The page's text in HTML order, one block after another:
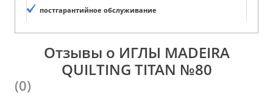
постгарантийное обслуживание
Отзывы о ИГЛЫ MADEIRA
QUILTING TITAN №80
(0)